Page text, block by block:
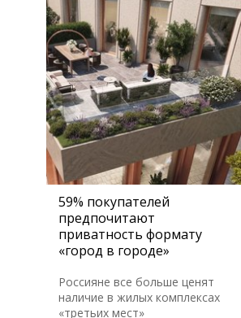
59% покупателей
предпочитают
приватность формату
«город в городе»
Россияне все больше ценят
наличие в жилых комплексах
«третьих мест»